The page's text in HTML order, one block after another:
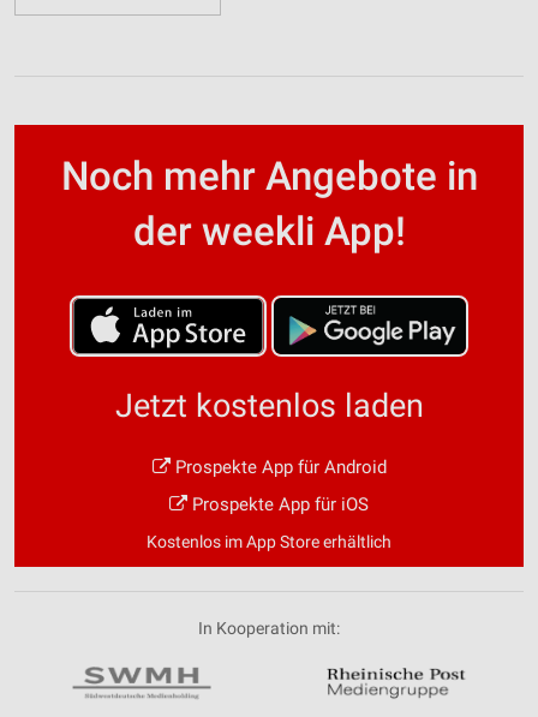
Noch mehr Angebote in
der weekli App!
Jetzt kostenlos laden
Prospekte App für Android
Prospekte App für iOS
Kostenlos im App Store erhältlich
In Kooperation mit: